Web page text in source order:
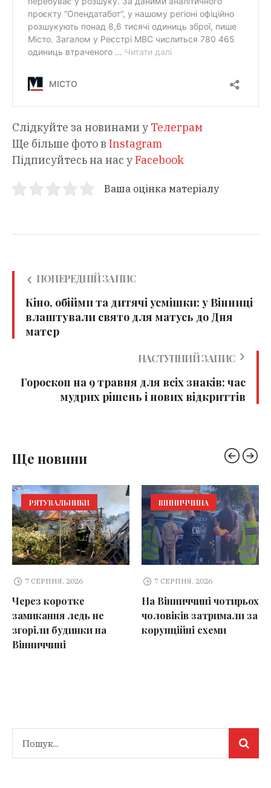
Слідкуйте за новинами у Телеграм
Ще більше фото в Instagram
Підписуйтесь на нас уFacebook
Ваша оцінка матеріалу
ПОПЕРЕДНІЙ ЗАПИС
Кіно, обійми та дитячі усмішки: у Вінниці
влаштували свято для матусь до Дня
матер
НАСТУПНИЙ ЗАПИС
Гороскоп на 9 травня для всіх знаків: час
мудрих рішень і нових відкриттів
Ще новини
РЯТУВАЛЬНИКИ
7 СЕРПНЯ, 2026
Через коротке
замикання ледь не
згоріли будинки на
Вінниччині
ВІННИЧЧИНА
7 СЕРПНЯ, 2026
На Вінниччині чотирьох
чоловіків затримали за
корупційні схеми